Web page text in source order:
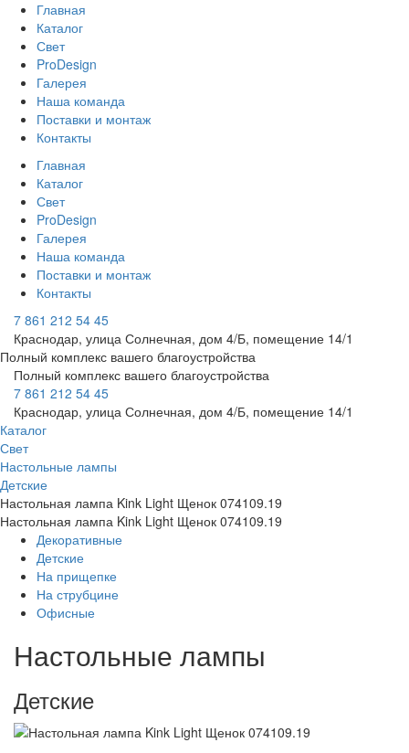
Главная
Каталог
Свет
ProDesign
Галерея
Наша команда
Поставки и монтаж
Контакты
Главная
Каталог
Свет
ProDesign
Галерея
Наша команда
Поставки и монтаж
Контакты
7 861 212 54 45
Краснодар, улица Солнечная, дом 4/Б, помещение 14/1
Полный комплекс вашего благоустройства
Полный комплекс вашего благоустройства
7 861 212 54 45
Краснодар, улица Солнечная, дом 4/Б, помещение 14/1
Каталог
Свет
Настольные лампы
Детские
Настольная лампа Kink Light Щенок 074109.19
Настольная лампа Kink Light Щенок 074109.19
Декоративные
Детские
На прищепке
На струбцине
Офисные
Настольные лампы
Детские